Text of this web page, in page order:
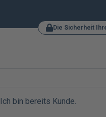
Die Sicherheit
Ich bin bereits Kunde.